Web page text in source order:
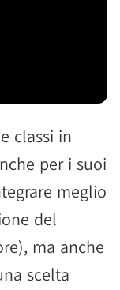
classi in
per i suoi
meglio
del
ma anche
scelta